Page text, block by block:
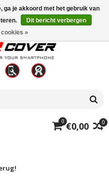
0
0 €0,00
ga je akkoord met het gebruik van
Dit bericht verbergen
cookies »